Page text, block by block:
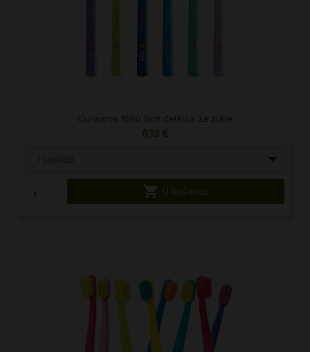
6,13 €
 U košaricu